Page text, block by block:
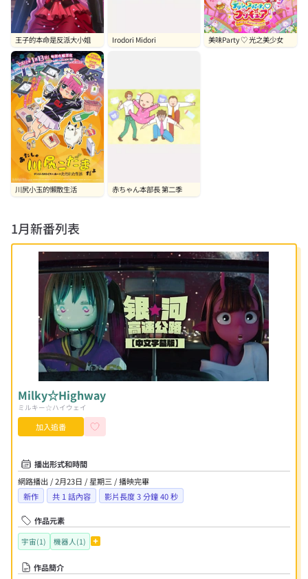
王子的本命是反派大小姐 Irodori Midori 美味Party ♡ 光之美少女
川尻小玉的懶散生活 赤ちゃん本部長 第二季
1月新番列表
Milky☆Highway
ミルキー☆ハイウェイ
加入追番
播出形式和時間
網路播出 / 2月23日 / 星期三 / 播映完畢
新作
共 1 話內容 影片長度 3 分鐘 40 秒
作品元素
宇宙(1) 機器人(1)
作品簡介